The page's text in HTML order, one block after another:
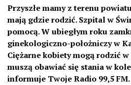
Przyszłe mamy z terenu
mają gdzie rodzić. Szpital w
pomocą. W ubiegłym roku
ginekologiczno-położniczy w
Ciężarne kobiety mogą rodzić
muszą obawiać się stania w
informuje Twoje Radio 99,5 FM.